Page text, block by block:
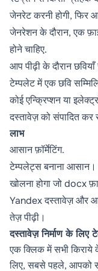
जेनरेट करनी होगी, फिर
जेनरेशन के दौरान, एक
होने चाहिए.
आप पीढ़ी के दौरान
टेम्पलेट में एक छवि
कोई एन्क्रिप्शन या
दस्तावेज़ को संपादित कर
लाभ
आसान फ़ॉर्मेटिंग.
टेम्पलेट्स बनाना आसान।
खोलना होगा जो docx
Yandex दस्तावेज़ और
तेज़ पीढ़ी।
दस्तावेज़ निर्माण के लिए
एक क्लिक में सभी
लिए, सबसे पहले, आपको